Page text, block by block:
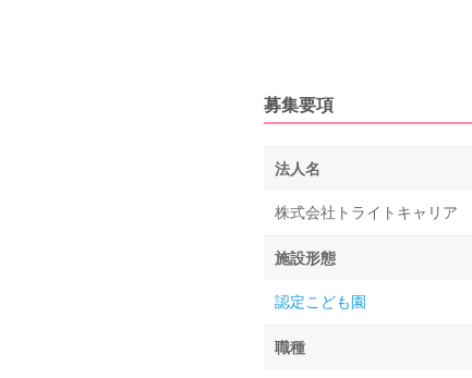
募集要項
法人名
株式会社トライトキャリア
施設形態
認定こども園
職種